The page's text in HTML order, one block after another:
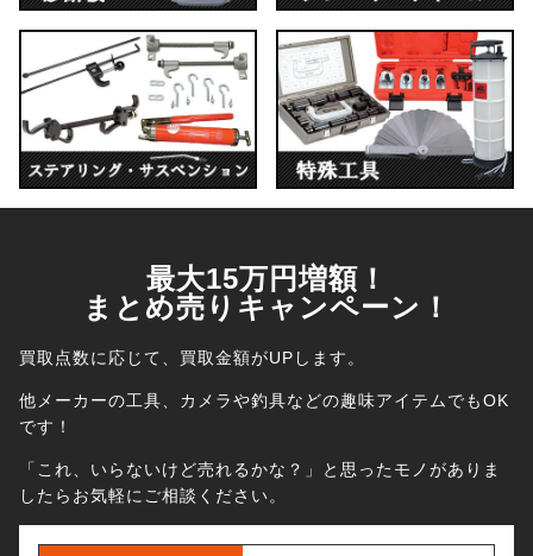
最大15万円増額！
まとめ売りキャンペーン！
買取点数に応じて、買取金額がUPします。
他メーカーの工具、カメラや釣具などの趣味アイテムでもOK
です！
「これ、いらないけど売れるかな？」と思ったモノがありま
したら お気軽にご相談ください。